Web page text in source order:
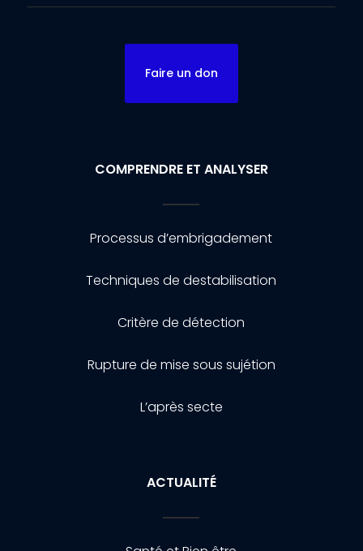
Faire un don
COMPRENDRE ET ANALYSER
Processus d’embrigadement
Techniques de destabilisation
Critère de détection
Rupture de mise sous sujétion
L’après secte
ACTUALITÉ